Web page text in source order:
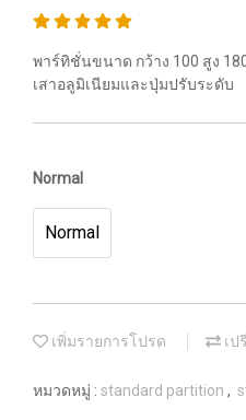
พาร์ทิชั่นขนาด กว้าง 100 สูง
เสาอลูมิเนียมและปุ่มปรับระดับ
Normal
Normal
เพิ่มรายการโปรด เป
หมวดหมู่ : standard partition ,